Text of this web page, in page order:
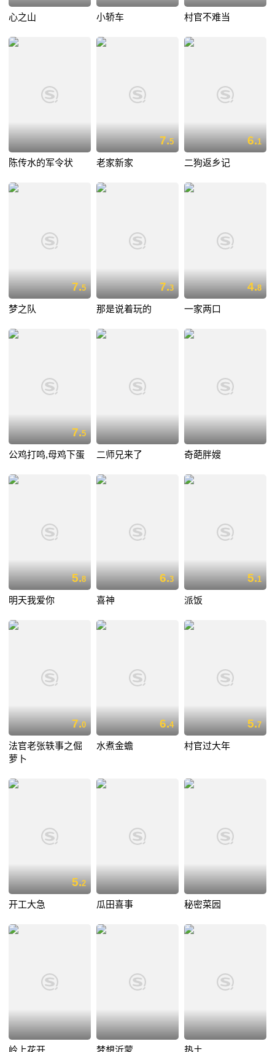
心之山 小轿车 村官不难当
陈传水的军令状
7.5
老家新家
6.1
二狗返乡记
7.5
梦之队
7.3
那是说着玩的
4.8
一家两口
7.5
公鸡打鸣,母鸡下蛋 二师兄来了 奇葩胖嫂
5.8
明天我爱你
6.3
喜神
5.1
派饭
7.0
法官老张轶事之倔
萝卜
6.4
水煮金蟾
5.7
村官过大年
5.2
开工大急 瓜田喜事 秘密菜园